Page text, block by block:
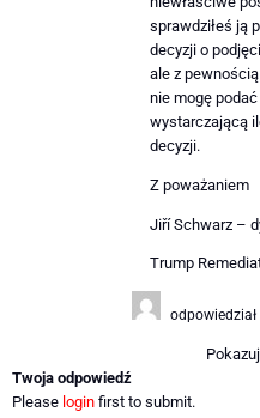
sprawdziłeś ją
decyzji o
ale z
nie mogę
wystarczającą
decyzji.
Z poważaniem
Jiří Schwarz –
Trump
odpowiedział
Twoja odpowiedź
Please login first to submit.